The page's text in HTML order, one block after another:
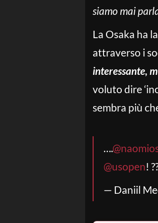
siamo mai
La Osaka ha
attraverso i
interessante,
voluto dire
sembra più
….
@usopen!
— Daniil